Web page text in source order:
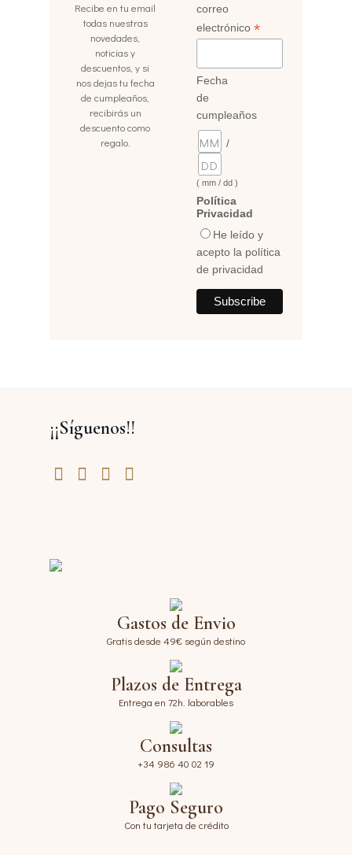
Recibe en tu email
todas nuestras
novedades,
noticias y
descuentos, y si
nos dejas tu fecha
de cumpleaños,
recibirás un
descuento como
regalo.
correo
electrónico *
Fecha
de
cumpleaños
/
( mm / dd )
Política
Privacidad
He leído y
acepto la política
de privacidad
¡¡Síguenos!!
Gastos de Envio
Gratis desde 49€ según destino
Plazos de Entrega
Entrega en 72h. laborables
Consultas
+34 986 40 02 19
Pago Seguro
Con tu tarjeta de crédito